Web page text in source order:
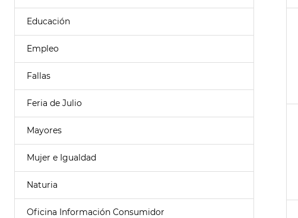
Educación
Empleo
Fallas
Feria de Julio
Mayores
Mujer e Igualdad
Naturia
Oficina Información Consumidor